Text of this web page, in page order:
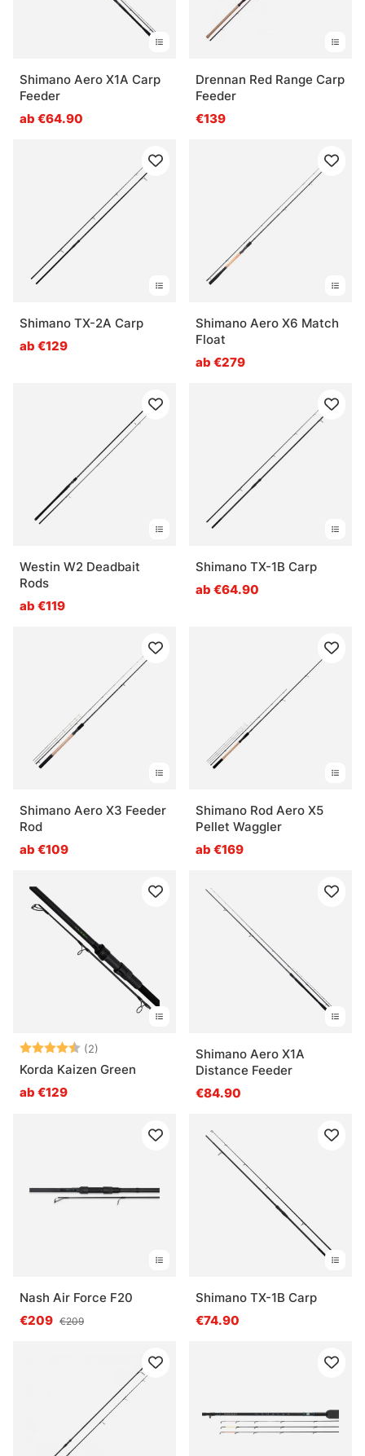
Shimano Aero X1A Carp
Feeder
ab €64.90
Drennan Red Range Carp
Feeder
€139
Shimano TX-2A Carp
ab €129
Shimano Aero X6 Match
Float
ab €279
Westin W2 Deadbait
Rods
ab €119
Shimano TX-1B Carp
ab €64.90
Shimano Aero X3 Feeder
Rod
ab €109
Shimano Rod Aero X5
Pellet Waggler
ab €169
Bewertung:(2)
4.5 von 5 Sternen
Korda Kaizen Green
ab €129
Shimano Aero X1A
Distance Feeder
€84.90
Nash Air Force F20
€209 €209
Shimano TX-1B Carp
€74.90